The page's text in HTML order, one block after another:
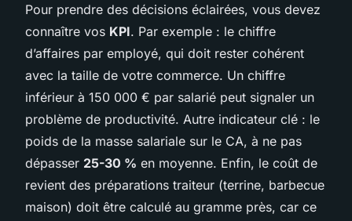
Pour prendre des décisions éclairées, vous devez
connaître vos KPI. Par exemple : le chiffre
d’affaires par employé, qui doit rester cohérent
avec la taille de votre commerce. Un chiffre
inférieur à 150 000 € par salarié peut signaler un
problème de productivité. Autre indicateur clé : le
poids de la masse salariale sur le CA, à ne pas
dépasser 25-30 % en moyenne. Enfin, le coût de
revient des préparations traiteur (terrine, barbecue
maison) doit être calculé au gramme près, car ce